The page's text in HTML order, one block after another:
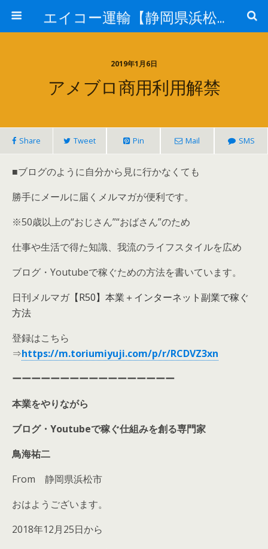
エイコー運輸【静岡県浜松市】
2019年1月6日
アメブロ商用利用解禁
Share Tweet Pin Mail SMS
■ブログのように自分から見に行かなくても
勝手にメールに届くメルマガが便利です。
※50歳以上の“おじさん”“おばさん”のため
仕事や生活で得た知識、我流のライフスタイルを広め
ブログ・Youtubeで稼ぐための方法を書いています。
日刊メルマガ【R50】本業＋インターネット副業で稼ぐ
方法
登録はこちら
⇒https://m.toriumiyuji.com/p/r/RCDVZ3xn
ーーーーーーーーーーーーーーーーー
本業をやりながら
ブログ・Youtubeで稼ぐ仕組みを創る専門家
鳥海祐二
From 静岡県浜松市
おはようございます。
2018年12月25日から